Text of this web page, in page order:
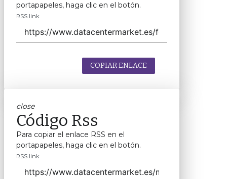
portapapeles, haga clic en el botón.
RSS link
COPIAR ENLACE
close
Código Rss
Para copiar el enlace RSS en el
portapapeles, haga clic en el botón.
RSS link